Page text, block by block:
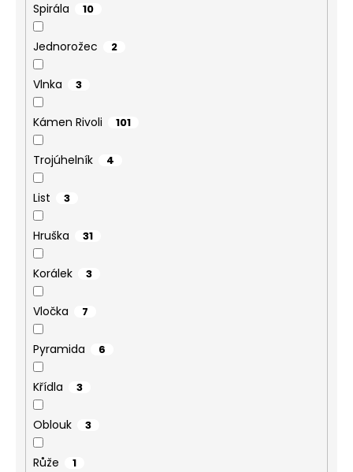
Spirála 10
Jednorožec 2
Vlnka 3
Kámen Rivoli 101
Trojúhelník 4
List 3
Hruška 31
Korálek 3
Vločka 7
Pyramida 6
Křídla 3
Oblouk 3
Růže 1